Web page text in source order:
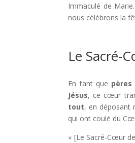
Immaculé de
nous célébrons la
Le Sacré-
En tant que pères
Jésus, ce cœur
tout, en déposant
qui ont coulé du
« [Le Sacré-Cœur